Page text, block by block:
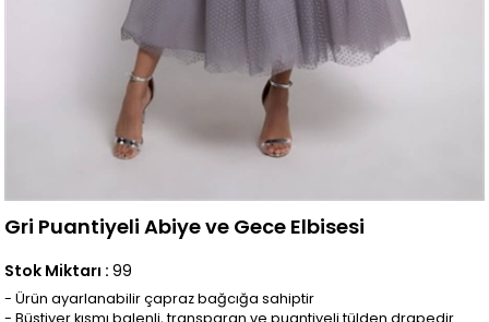
Gri Puantiyeli Abiye ve Gece Elbisesi
Stok Miktarı : 99
- Ürün ayarlanabilir çapraz bağcığa sahiptir
- Büstiyer kısmı balenli, transparan ve puantiyeli tülden drapedir